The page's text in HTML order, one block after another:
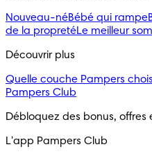
Nouveau-néBébé qui rampe
de la propretéLe meilleur
Découvrir plus
Quelle couche Pampers
Pampers Club
Débloquez des bonus, offres
L'app Pampers Club